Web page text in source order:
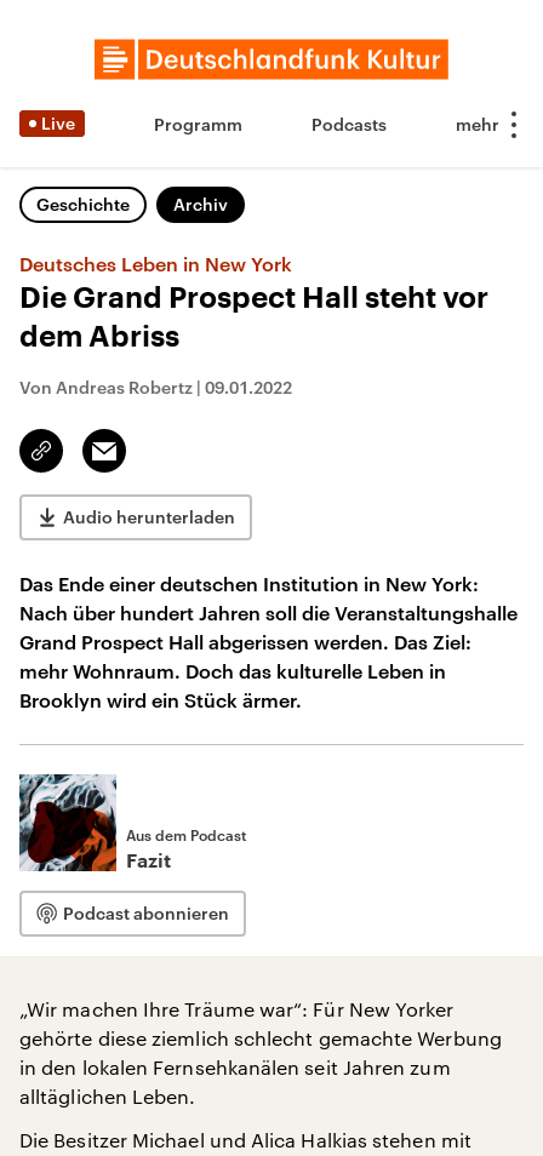
Live Programm Podcasts
Geschichte Archiv
Deutsches Leben in New York
Die Grand Prospect Hall steht vor
dem Abriss
Von Andreas Robertz | 09.01.2022
Link
kopieren/teilen
Email
Audio herunterladen
Das Ende einer deutschen Institution in New York:
Nach über hundert Jahren soll die Veranstaltungshalle
Grand Prospect Hall abgerissen werden. Das Ziel:
mehr Wohnraum. Doch das kulturelle Leben in
Brooklyn wird ein Stück ärmer.
Aus dem Podcast
Fazit
Podcast abonnieren
„Wir machen Ihre Träume war“: Für New Yorker
gehörte diese ziemlich schlecht gemachte Werbung
in den lokalen Fernsehkanälen seit Jahren zum
alltäglichen Leben.
Die Besitzer Michael und Alica Halkias stehen mit